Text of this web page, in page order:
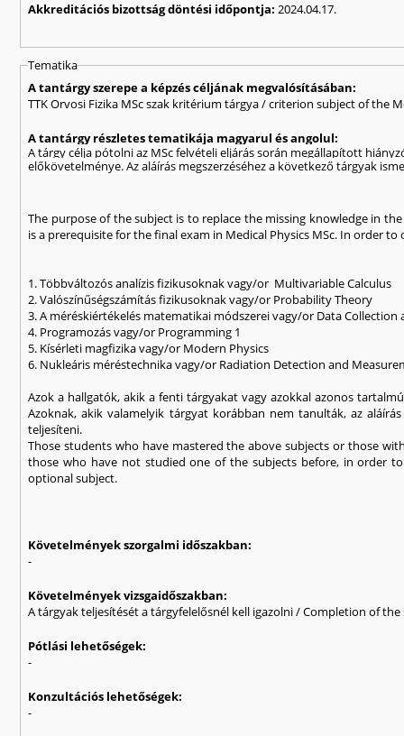
Akkreditációs bizottság döntési időpontja:2024.04.17.
Tematika
A tantárgy szerepe a képzés céljának megvalósításában:
TTK Orvosi Fizika MSc szak kritérium tárgya / criterion subject of the
A tantárgy részletes tematikája magyarul és angolul:
A tárgy célja pótolni az MSc felvételi eljárás során megállapított
előkövetelménye. Az aláírás megszerzéséhez a következő tárgyak
The purpose of the subject is to replace the missing knowledge in
is a prerequisite for the final exam in Medical Physics MSc. In order
1. Többváltozós analízis fizikusoknak vagy/or Multivariable Calculus
2. Valószínűségszámítás fizikusoknak vagy/or Probability Theory
3. A méréskiértékelés matematikai módszerei vagy/or Data Collection
4. Programozás vagy/or Programming 1
5. Kísérleti magfizika vagy/or Modern Physics
6. Nukleáris méréstechnika vagy/or Radiation Detection and
Azok a hallgatók, akik a fenti tárgyakat vagy azokkal azonos
Azoknak, akik valamelyik tárgyat korábban nem tanulták, az
teljesíteni.
Those students who have mastered the above subjects or those
those who have not studied one of the subjects before, in order
optional subject.
Követelmények szorgalmi időszakban:
-
Követelmények vizsgaidőszakban:
A tárgyak teljesítését a tárgyfelelősnél kell igazolni / Completion of
Pótlási lehetőségek:
-
Konzultációs lehetőségek:
-